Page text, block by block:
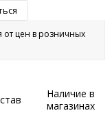
от цен в розничных
Наличие в
магазинах